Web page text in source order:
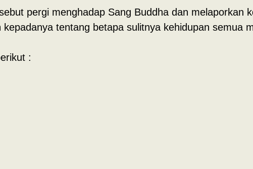
pergi menghadap Sang Buddha dan melaporkan
tentang betapa sulitnya kehidupan semua
: